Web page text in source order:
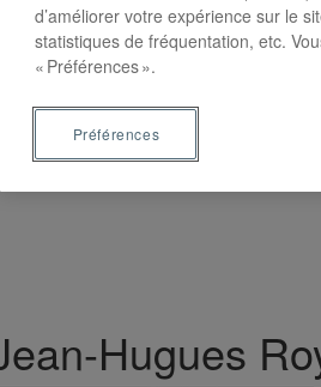
Hugues
d’améliorer votre expérience sur le
statistiques de fréquentation, etc.
« Préférences ».
Préférences